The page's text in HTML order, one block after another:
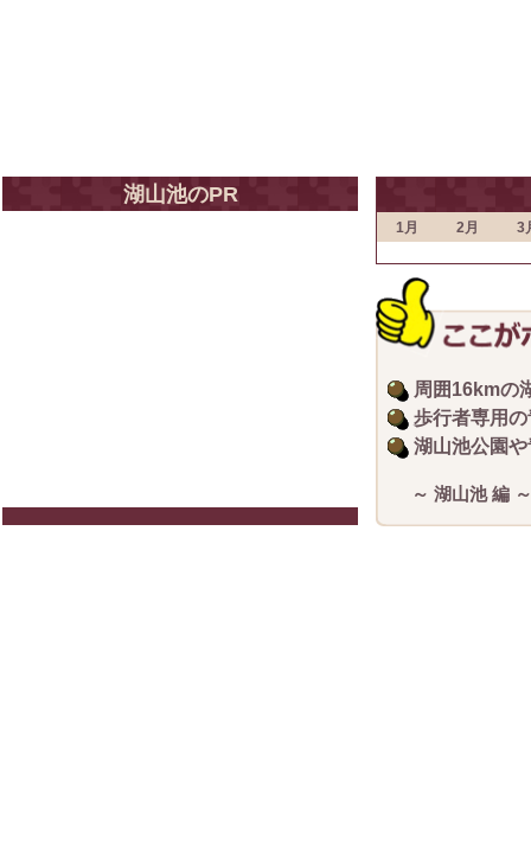
湖山池のPR
1月 2月 3
周囲16kmの
歩行者専用
湖山池公園
～ 湖山池 編 ～